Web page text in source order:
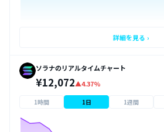
詳細を見る ›
ソラナのリアルタイムチャート
¥12,072▲4.37%
1時間 1日 1週間